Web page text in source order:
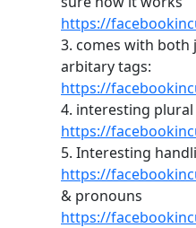
https://
3. comes with both
arbitary tags:
https://
4. interesting
https://
5. Interesting
https://
& pronouns
https://